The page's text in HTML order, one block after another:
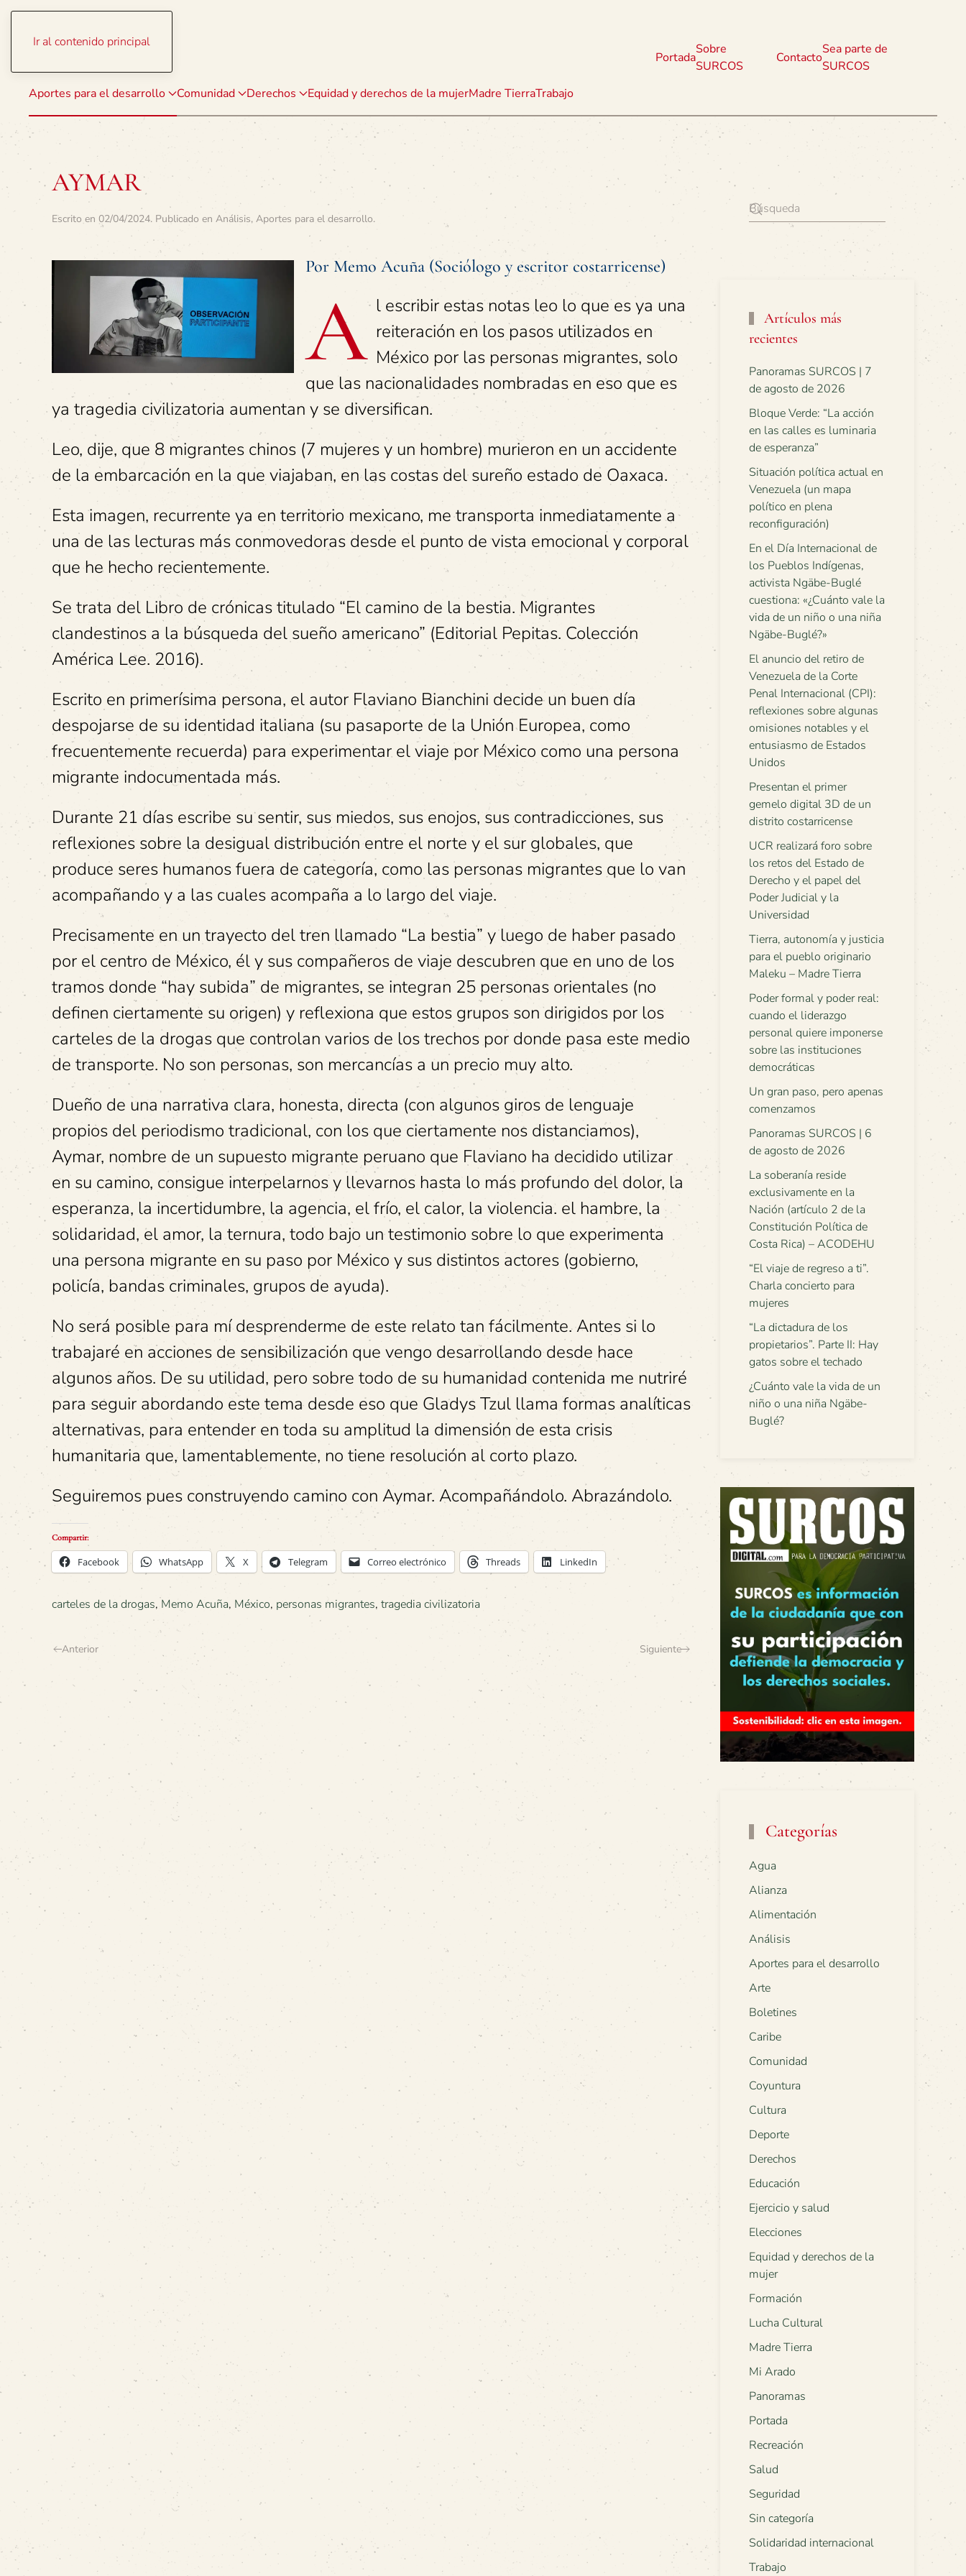
Ir al contenido principal
Aportes para el desarrollo Comunidad Derechos Equidad y derechos de la mujerMadre TierraTrabajo
Portada
Sobre
SURCOS
Contacto
Sea parte de
SURCOS
AYMAR
Escrito en 02/04/2024. Publicado en Análisis, Aportes para el desarrollo.
Por Memo Acuña (Sociólogo y escritor costarricense)
A l escribir estas notas leo lo que es ya una
reiteración en los pasos utilizados en
México por las personas migrantes, solo
que las nacionalidades nombradas en eso que es
ya tragedia civilizatoria aumentan y se diversifican.
Leo, dije, que 8 migrantes chinos (7 mujeres y un hombre) murieron en un accidente
de la embarcación en la que viajaban, en las costas del sureño estado de Oaxaca.
Esta imagen, recurrente ya en territorio mexicano, me transporta inmediatamente a
una de las lecturas más conmovedoras desde el punto de vista emocional y corporal
que he hecho recientemente.
Se trata del Libro de crónicas titulado “El camino de la bestia. Migrantes
clandestinos a la búsqueda del sueño americano” (Editorial Pepitas. Colección
América Lee. 2016).
Escrito en primerísima persona, el autor Flaviano Bianchini decide un buen día
despojarse de su identidad italiana (su pasaporte de la Unión Europea, como
frecuentemente recuerda) para experimentar el viaje por México como una persona
migrante indocumentada más.
Durante 21 días escribe su sentir, sus miedos, sus enojos, sus contradicciones, sus
reflexiones sobre la desigual distribución entre el norte y el sur globales, que
produce seres humanos fuera de categoría, como las personas migrantes que lo van
acompañando y a las cuales acompaña a lo largo del viaje.
Precisamente en un trayecto del tren llamado “La bestia” y luego de haber pasado
por el centro de México, él y sus compañeros de viaje descubren que en uno de los
tramos donde “hay subida” de migrantes, se integran 25 personas orientales (no
definen ciertamente su origen) y reflexiona que estos grupos son dirigidos por los
carteles de la drogas que controlan varios de los trechos por donde pasa este medio
de transporte. No son personas, son mercancías a un precio muy alto.
Dueño de una narrativa clara, honesta, directa (con algunos giros de lenguaje
propios del periodismo tradicional, con los que ciertamente nos distanciamos),
Aymar, nombre de un supuesto migrante peruano que Flaviano ha decidido utilizar
en su camino, consigue interpelarnos y llevarnos hasta lo más profundo del dolor, la
esperanza, la incertidumbre, la agencia, el frío, el calor, la violencia. el hambre, la
solidaridad, el amor, la ternura, todo bajo un testimonio sobre lo que experimenta
una persona migrante en su paso por México y sus distintos actores (gobierno,
policía, bandas criminales, grupos de ayuda).
No será posible para mí desprenderme de este relato tan fácilmente.Antes si lo
trabajaré en acciones de sensibilización que vengo desarrollando desde hace
algunos años. De su utilidad, pero sobre todo de su humanidad contenida me nutriré
para seguir abordando este tema desde eso que Gladys Tzul llama formas analíticas
alternativas, para entender en toda su amplitud la dimensión de esta crisis
humanitaria que, lamentablemente, no tiene resolución al corto plazo.
Seguiremos pues construyendo camino con Aymar. Acompañándolo. Abrazándolo.
Compartir:
Facebook WhatsApp X Telegram Correo electrónico Threads LinkedIn
carteles de la drogas, Memo Acuña, México, personas migrantes, tragedia civilizatoria
Anterior Siguiente
Artículos más
recientes
Panoramas SURCOS | 7
de agosto de 2026
Bloque Verde: “La acción
en las calles es luminaria
de esperanza”
Situación política actual en
Venezuela (un mapa
político en plena
reconfiguración)
En el Día Internacional de
los Pueblos Indígenas,
activista Ngäbe-Buglé
cuestiona: «¿Cuánto vale la
vida de un niño o una niña
Ngäbe-Buglé?»
El anuncio del retiro de
Venezuela de la Corte
Penal Internacional (CPI):
reflexiones sobre algunas
omisiones notables y el
entusiasmo de Estados
Unidos
Presentan el primer
gemelo digital 3D de un
distrito costarricense
UCR realizará foro sobre
los retos del Estado de
Derecho y el papel del
Poder Judicial y la
Universidad
Tierra, autonomía y justicia
para el pueblo originario
Maleku – Madre Tierra
Poder formal y poder real:
cuando el liderazgo
personal quiere imponerse
sobre las instituciones
democráticas
Un gran paso, pero apenas
comenzamos
Panoramas SURCOS | 6
de agosto de 2026
La soberanía reside
exclusivamente en la
Nación (artículo 2 de la
Constitución Política de
Costa Rica) – ACODEHU
“El viaje de regreso a ti”.
Charla concierto para
mujeres
“La dictadura de los
propietarios”. Parte II: Hay
gatos sobre el techado
¿Cuánto vale la vida de un
niño o una niña Ngäbe-
Buglé?
Categorías
Agua
Alianza
Alimentación
Análisis
Aportes para el desarrollo
Arte
Boletines
Caribe
Comunidad
Coyuntura
Cultura
Deporte
Derechos
Educación
Ejercicio y salud
Elecciones
Equidad y derechos de la
mujer
Formación
Lucha Cultural
Madre Tierra
Mi Arado
Panoramas
Portada
Recreación
Salud
Seguridad
Sin categoría
Solidaridad internacional
Trabajo